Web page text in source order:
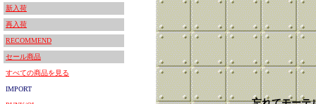
新入荷
再入荷
RECOMMEND
セール商品
すべての商品を見る
IMPORT